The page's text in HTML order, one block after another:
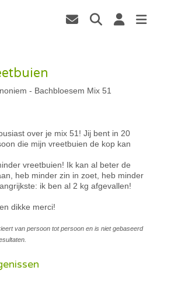
- Bachbloesem Mix 51
over je mix 51! Jij bent in 20
die mijn vreetbuien de kop kan
vreetbuien! Ik kan al beter de
heb minder zin in zoet, heb minder
ik ben al 2 kg afgevallen!
dikke merci!
van persoon tot persoon en is niet gebaseerd